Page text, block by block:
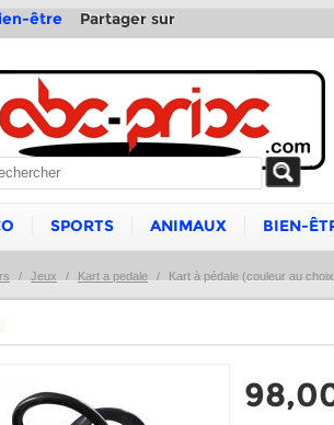
être Partager sur
SPORTS ANIMAUX BIEN-
/ Jeux / Kart a pedale / Kart à pédale (couleur au